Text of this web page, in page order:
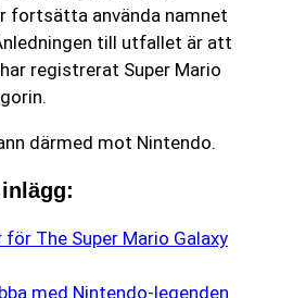
fortsätta använda namnet
till utfallet är att
registrerat Super Mario
därmed mot Nintendo.
för The Super Mario Galaxy
med Nintendo-legenden